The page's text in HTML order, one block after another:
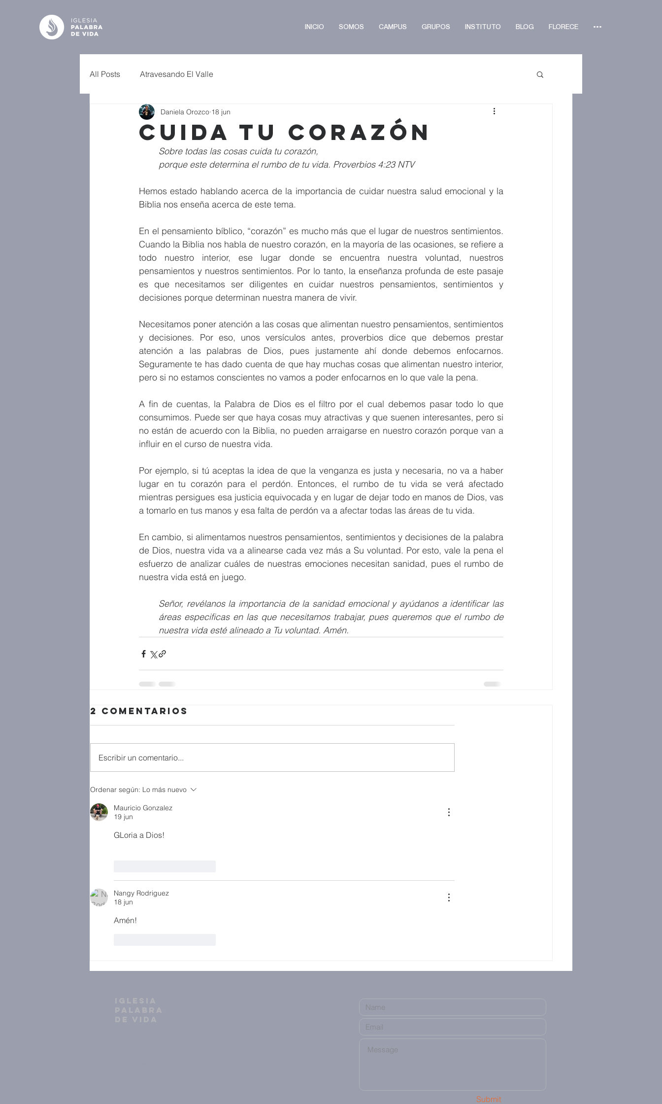
INICIO SOMOS CAMPUS GRUPOS INSTITUTO BLOG FLORECE •••
All Posts Atravesando El Valle
Cuida tu corazón
Daniela Orozco 18 jun
Sobre todas las cosas cuida tu corazón,
porque este determina el rumbo de tu vida. Proverbios 4:23 NTV
Hemos estado hablando acerca de la importancia de cuidar nuestra salud emocional y la
Biblia nos enseña acerca de este tema.
En el pensamiento bíblico, “corazón” es mucho más que el lugar de nuestros sentimientos.
Cuando la Biblia nos habla de nuestro corazón, en la mayoría de las ocasiones, se refiere a
todo nuestro interior, ese lugar donde se encuentra nuestra voluntad, nuestros
pensamientos y nuestros sentimientos. Por lo tanto, la enseñanza profunda de este pasaje
es que necesitamos ser diligentes en cuidar nuestros pensamientos, sentimientos y
decisiones porque determinan nuestra manera de vivir.
Necesitamos poner atención a las cosas que alimentan nuestro pensamientos, sentimientos
y decisiones. Por eso, unos versículos antes, proverbios dice que debemos prestar
atención a las palabras de Dios, pues justamente ahí donde debemos enfocarnos.
Seguramente te has dado cuenta de que hay muchas cosas que alimentan nuestro interior,
pero si no estamos conscientes no vamos a poder enfocarnos en lo que vale la pena.
A fin de cuentas, la Palabra de Dios es el filtro por el cual debemos pasar todo lo que
consumimos. Puede ser que haya cosas muy atractivas y que suenen interesantes, pero si
no están de acuerdo con la Biblia, no pueden arraigarse en nuestro corazón porque van a
influir en el curso de nuestra vida.
Por ejemplo, si tú aceptas la idea de que la venganza es justa y necesaria, no va a haber
lugar en tu corazón para el perdón. Entonces, el rumbo de tu vida se verá afectado
mientras persigues esa justicia equivocada y en lugar de dejar todo en manos de Dios, vas
a tomarlo en tus manos y esa falta de perdón va a afectar todas las áreas de tu vida.
En cambio, si alimentamos nuestros pensamientos, sentimientos y decisiones de la palabra
de Dios, nuestra vida va a alinearse cada vez más a Su voluntad. Por esto, vale la pena el
esfuerzo de analizar cuáles de nuestras emociones necesitan sanidad, pues el rumbo de
nuestra vida está en juego.
Señor, revélanos la importancia de la sanidad emocional y ayúdanos a identificar las
áreas especificas en las que necesitamos trabajar, pues queremos que el rumbo de
nuestra vida esté alineado a Tu voluntad. Amén.
2 comentarios
Escribir un comentario...
Ordenar según: Lo más nuevo
Mauricio Gonzalez
19 jun
GLoria a Dios!
Nangy Rodriguez
18 jun
Amén!
Submit